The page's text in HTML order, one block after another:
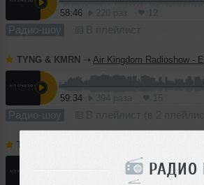
РАДИО
58:46
Радио-шоу
TYNG & KMRN ➝ Air Kingdom Radioshow -
59:34
Радио-шоу
TYNG & KMRN